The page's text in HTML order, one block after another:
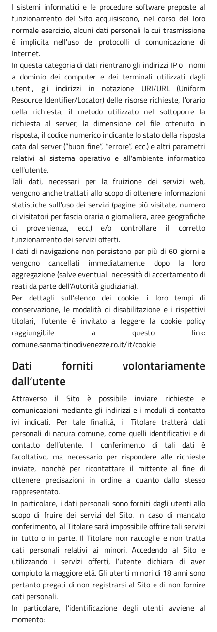
I sistemi informatici e le procedure software preposte al
funzionamento del Sito acquisiscono, nel corso del loro
normale esercizio, alcuni dati personali la cui trasmissione
è implicita nell'uso dei protocolli di comunicazione di
Internet.
In questa categoria di dati rientrano gli indirizzi IP o i nomi
a dominio dei computer e dei terminali utilizzati dagli
utenti, gli indirizzi in notazione URI/URL (Uniform
Resource Identifier/Locator) delle risorse richieste, l'orario
della richiesta, il metodo utilizzato nel sottoporre la
richiesta al server, la dimensione del file ottenuto in
risposta, il codice numerico indicante lo stato della risposta
data dal server (“buon fine”, “errore”, ecc.) e altri parametri
relativi al sistema operativo e all'ambiente informatico
dell'utente.
Tali dati, necessari per la fruizione dei servizi web,
vengono anche trattati allo scopo di ottenere informazioni
statistiche sull'uso dei servizi (pagine più visitate, numero
di visitatori per fascia oraria o giornaliera, aree geografiche
di provenienza, ecc.) e/o controllare il corretto
funzionamento dei servizi offerti.
I dati di navigazione non persistono per più di 60 giorni e
vengono cancellati immediatamente dopo la loro
aggregazione (salve eventuali necessità di accertamento di
reati da parte dell'Autorità giudiziaria).
Per dettagli sull’elenco dei cookie, i loro tempi di
conservazione, le modalità di disabilitazione e i rispettivi
titolari, l’utente è invitato a leggere la cookie policy
raggiungibile a questo link:
comune.sanmartinodivenezze.ro.it/it/cookie
Dati forniti volontariamente
dall’utente
Attraverso il Sito è possibile inviare richieste e
comunicazioni mediante gli indirizzi e i moduli di contatto
ivi indicati. Per tale finalità, il Titolare tratterà dati
personali di natura comune, come quelli identificativi e di
contatto dell’utente. Il conferimento di tali dati è
facoltativo, ma necessario per rispondere alle richieste
inviate, nonché per ricontattare il mittente al fine di
ottenere precisazioni in ordine a quanto dallo stesso
rappresentato.
In particolare, i dati personali sono forniti dagli utenti allo
scopo di fruire dei servizi del Sito. In caso di mancato
conferimento, al Titolare sarà impossibile offrire tali servizi
in tutto o in parte. Il Titolare non raccoglie e non tratta
dati personali relativi ai minori. Accedendo al Sito e
utilizzando i servizi offerti, l’utente dichiara di aver
compiuto la maggiore età. Gli utenti minori di 18 anni sono
pertanto pregati di non registrarsi al Sito e di non fornire
dati personali.
In particolare, l’identificazione degli utenti avviene al
momento: